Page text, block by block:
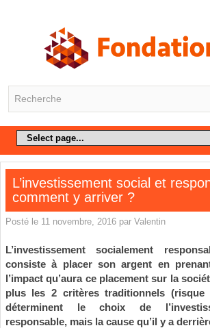
L’investissement social et
comment y arriver ?
Posté le 11 novembre, 2016 par Valentin
L’investissement socialement
consiste à placer son argent en
l’impact qu’aura ce placement sur la
plus les 2 critères traditionnels (risque
déterminent le choix de
responsable, mais la cause qu’il y a